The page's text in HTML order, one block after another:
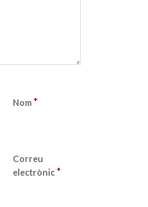
Nom *
Correu
electrònic *